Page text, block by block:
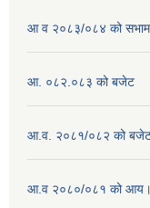
आ व २०८३/०८४ को
आ. ०८२.०८३ को बजेट
आ.व. २०८१/०८२ को
आ.व २०८०/०८१ को